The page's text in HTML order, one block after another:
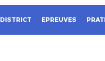
DISTRICT EPREUVES